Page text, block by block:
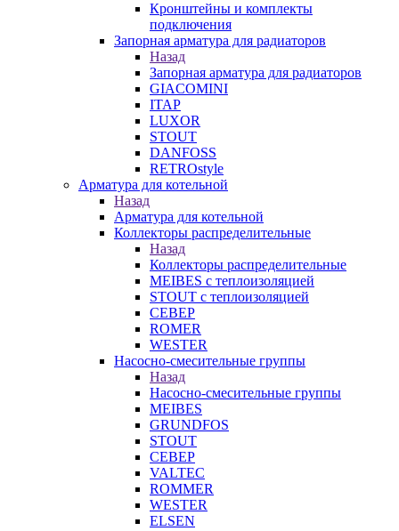
Кронштейны и комплекты
подключения
Запорная арматура для радиаторов
Назад
Запорная арматура для радиаторов
GIACOMINI
ITAP
LUXOR
STOUT
DANFOSS
RETROstyle
Арматура для котельной
Назад
Арматура для котельной
Коллекторы распределительные
Назад
Коллекторы распределительные
MEIBES с теплоизоляцией
STOUT с теплоизоляцией
СЕВЕР
ROMER
WESTER
Насосно-смесительные группы
Назад
Насосно-смесительные группы
MEIBES
GRUNDFOS
STOUT
СЕВЕР
VALTEC
ROMMER
WESTER
ELSEN